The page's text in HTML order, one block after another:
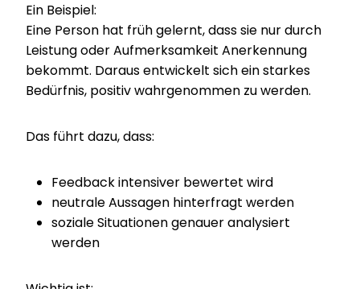
Ein Beispiel:
Eine Person hat früh gelernt, dass sie nur durch
Leistung oder Aufmerksamkeit Anerkennung
bekommt. Daraus entwickelt sich ein starkes
Bedürfnis, positiv wahrgenommen zu werden.
Das führt dazu, dass:
Feedback intensiver bewertet wird
neutrale Aussagen hinterfragt werden
soziale Situationen genauer analysiert
werden